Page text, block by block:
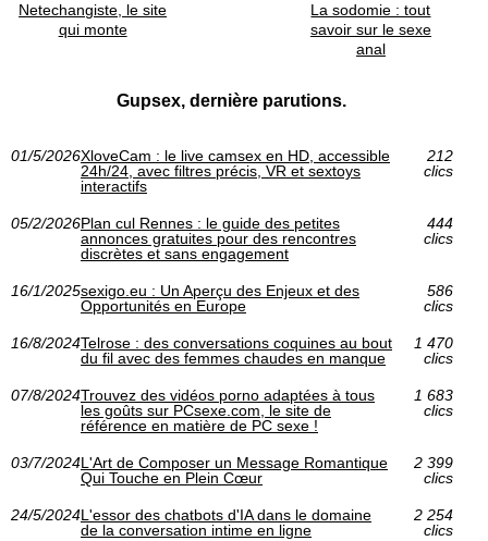
Netechangiste, le site
qui monte
La sodomie : tout
savoir sur le sexe
anal
Gupsex, dernière parutions.
01/5/2026XloveCam : le live camsex en HD, accessible
24h/24, avec filtres précis, VR et sextoys
interactifs
212
clics
05/2/2026Plan cul Rennes : le guide des petites
annonces gratuites pour des rencontres
discrètes et sans engagement
444
clics
16/1/2025sexigo.eu : Un Aperçu des Enjeux et des
Opportunités en Europe
586
clics
16/8/2024Telrose : des conversations coquines au bout
du fil avec des femmes chaudes en manque
1 470
clics
07/8/2024Trouvez des vidéos porno adaptées à tous
les goûts sur PCsexe.com, le site de
référence en matière de PC sexe !
1 683
clics
03/7/2024L'Art de Composer un Message Romantique
Qui Touche en Plein Cœur
2 399
clics
24/5/2024L'essor des chatbots d'IA dans le domaine
de la conversation intime en ligne
2 254
clics